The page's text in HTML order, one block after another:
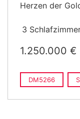
Herzen der
3
1.250.000 €
DM5266